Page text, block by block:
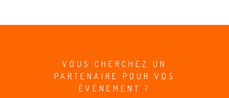
VOUS CHERCHEZ UN
PARTENAIRE POUR VOS
ÉVÉNEMENT ?